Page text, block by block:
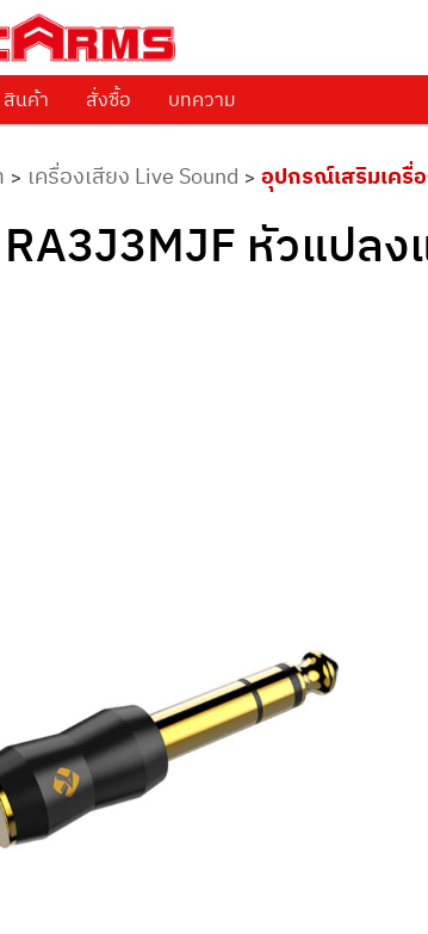
ชนิด ตั้งแต่เริ่มต้นถึงมืออาชีพ
สินค้า สั่งซื้อ บทความ
> เครื่องเสียง Live Sound > อุปกรณ์เสริมเครื่
หัวแปลง